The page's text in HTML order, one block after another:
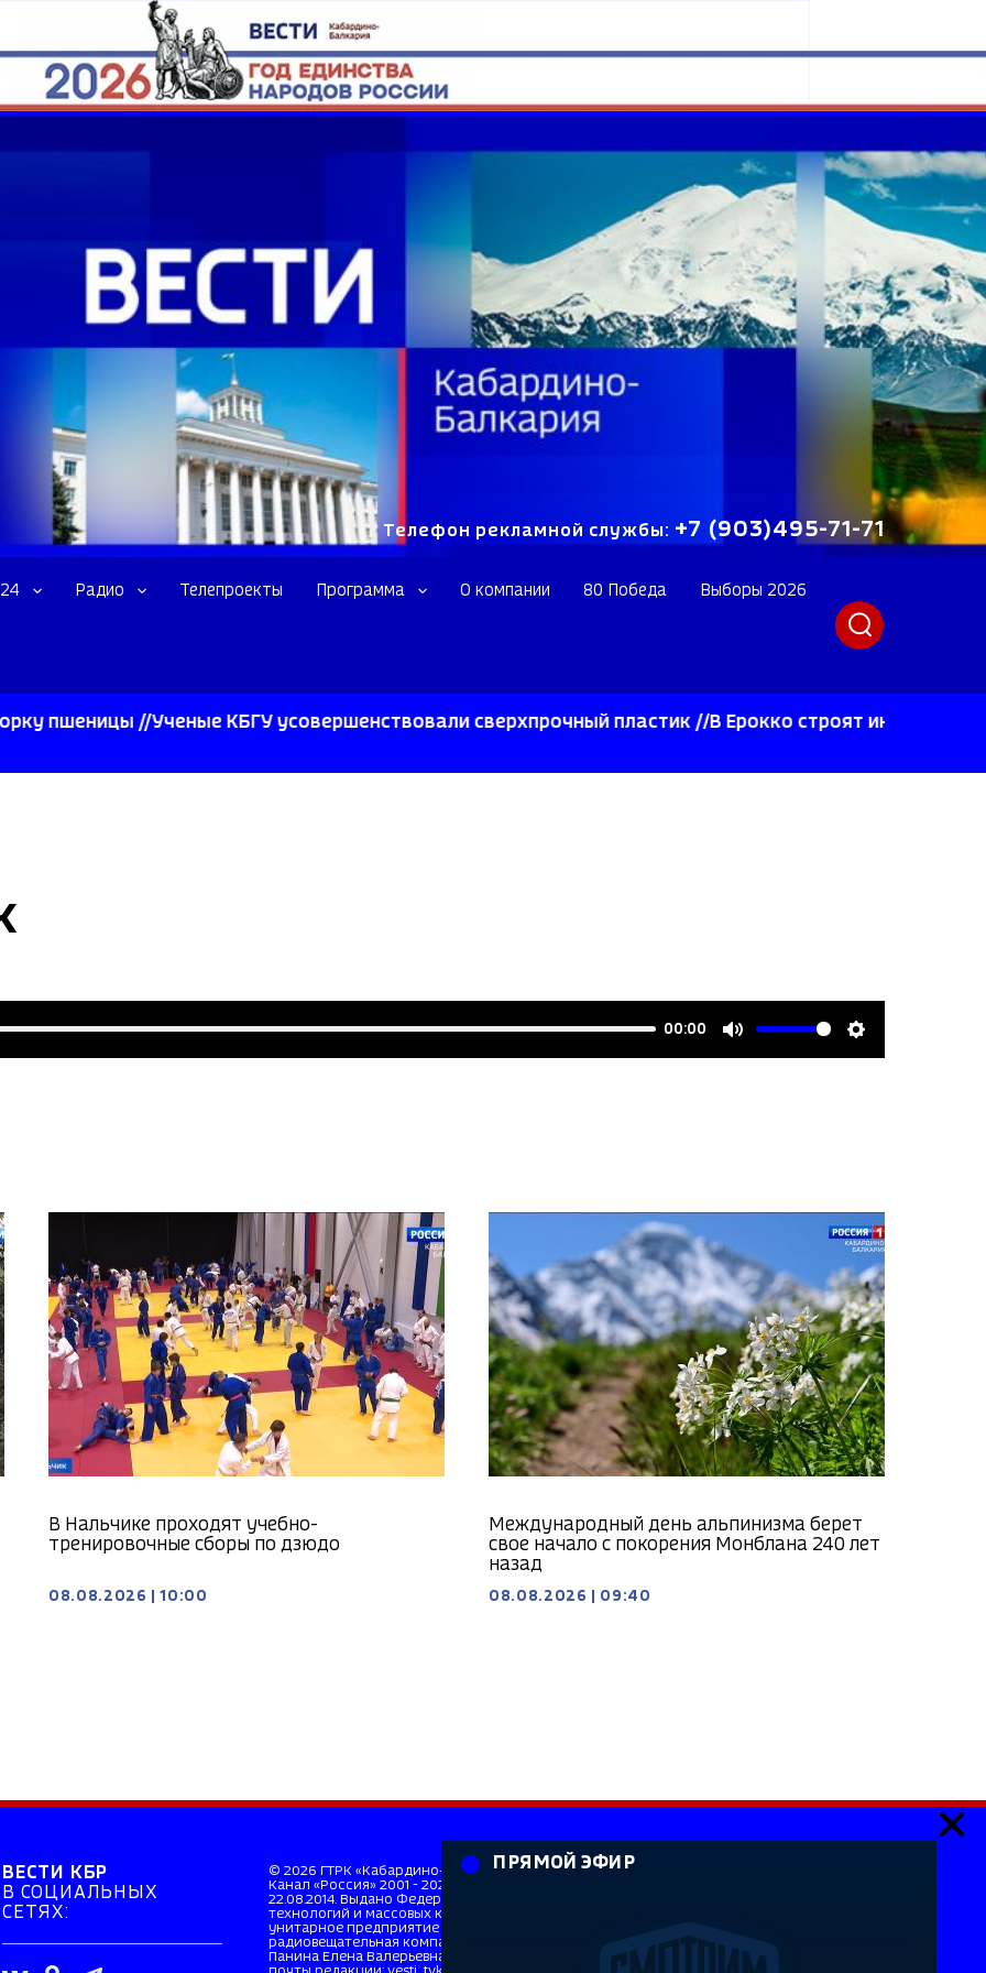
Телефон рекламной службы: +7 (903)495-71-71
Радио Телепроекты Программа О компании 80 Победа Выборы 2026
//Ученые КБГУ усовершенствовали сверхпрочный пластик //В Ерокко строят инновационное
00:00
В Нальчике проходят учебно-
тренировочные сборы по дзюдо
08.08.2026 10:00
Международный день альпинизма берет
свое начало с покорения Монблана 240 лет
назад
08.08.2026 09:40
ВЕСТИ КБР
В СОЦИАЛЬНЫХ
СЕТЯХ:
© 2026 ГТРК «Кабардино-Балкария». Сетевое издание «Государственный Интернет-
Канал «Россия» 2001 - 2026. Свидетельство о регистрации СМИ Эл № ФС 77-59166 от
22.08.2014. Выдано Федеральной службой по надзору в сфере связи, информационных
технологий и массовых коммуникаций. Учредитель: Федеральное государственное
унитарное предприятие «Всероссийская государственная телевизионная и
радиовещательная компания». Главный редактор Главной редакции ГИК "Россия" -
Панина Елена Валерьевна. Главный редактор сайта Суйдимов Б.Х. Адрес электронной
ПРЯМОЙ ЭФИР